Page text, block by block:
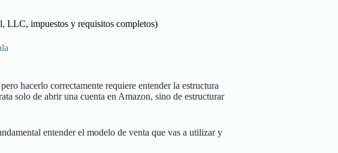
LLC, impuestos y requisitos completos)
hacerlo correctamente requiere entender la estructura
solo de abrir una cuenta en Amazon, sino de estructurar
entender el modelo de venta que vas a utilizar y